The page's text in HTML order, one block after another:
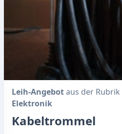
Leih-Angebotaus der Rubrik
Elektronik
Kabeltrommel